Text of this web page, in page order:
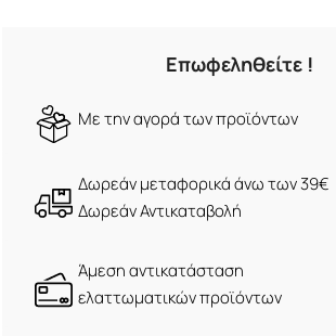
Επωφεληθείτε !
Mε την αγορά των προϊόντων
Δωρεάν μεταφορικά άνω των 39€
Δωρεάν Αντικαταβολή
Άμεση αντικατάσταση
ελαττωματικών προϊόντων